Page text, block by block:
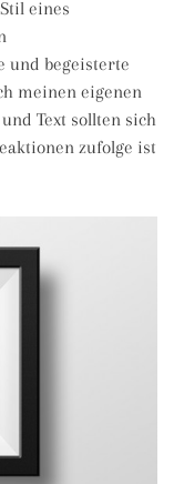
eines
und begeisterte
meinen eigenen
Text sollten sich
zufolge ist